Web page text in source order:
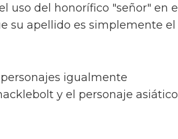
uso del honorífico "señor" en el
su apellido es simplemente el
igualmente
y el personaje asiático